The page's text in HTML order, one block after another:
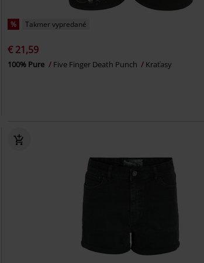
% Takmer vypredané
€ 21,59
100% Pure Five Finger Death Punch Kraťasy